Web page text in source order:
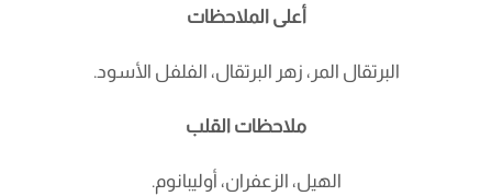
أعلى الملاحظات
البرتقال المر، زهر البرتقال، الفلفل الأسود.
ملاحظات القلب
الهيل، الزعفران، أوليبانوم.